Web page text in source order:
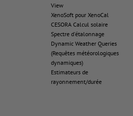
View
XenoSoft pour XenoCal
CESORA Calcul solaire
Spectre d'étalonnage
Dynamic Weather Queries
(Requêtes météorologiques
dynamiques)
Estimateurs de
rayonnement/durée